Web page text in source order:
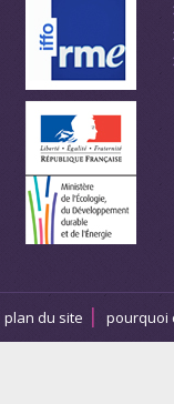
plan du site pourquoi